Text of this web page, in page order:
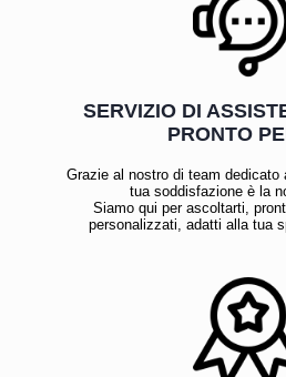
SERVIZIO DI
PRONTO
Grazie al nostro di team dedicato
tua soddisfazione è la
Siamo qui per ascoltarti,
personalizzati, adatti alla tua